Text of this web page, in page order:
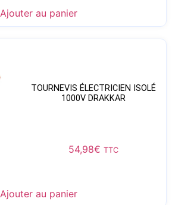
Ajouter au panier
TOURNEVIS ÉLECTRICIEN ISOLÉ
1000V DRAKKAR
54,98€ TTC
Ajouter au panier